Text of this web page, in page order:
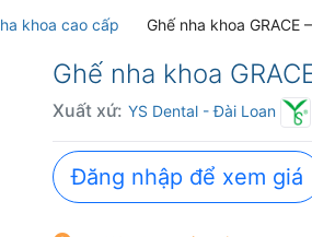
khoa cao cấp Ghế nha khoa GRACE
Ghế nha khoa
Xuất xứ: YS Dental - Đài Loan
Đăng nhập để xem giá